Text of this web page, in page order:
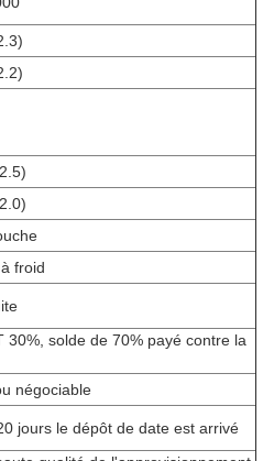
froid
30%, solde de 70% payé contre la
négociable
jours le dépôt de date est arrivé